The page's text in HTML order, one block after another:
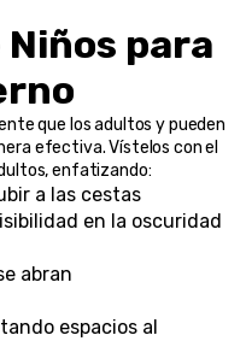
para
que los adultos y pueden
efectiva. Vístelos con el
enfatizando:
a las cestas
en la oscuridad
abran
espacios al